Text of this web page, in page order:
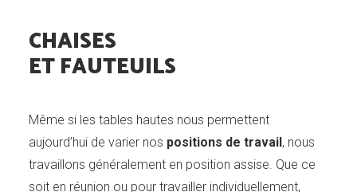
CHAISES
ET FAUTEUILS
Même si les tables hautes nous permettent
aujourd’hui de varier nos positions de travail, nous
travaillons généralement en position assise. Que ce
soit en réunion ou pour travailler individuellement,